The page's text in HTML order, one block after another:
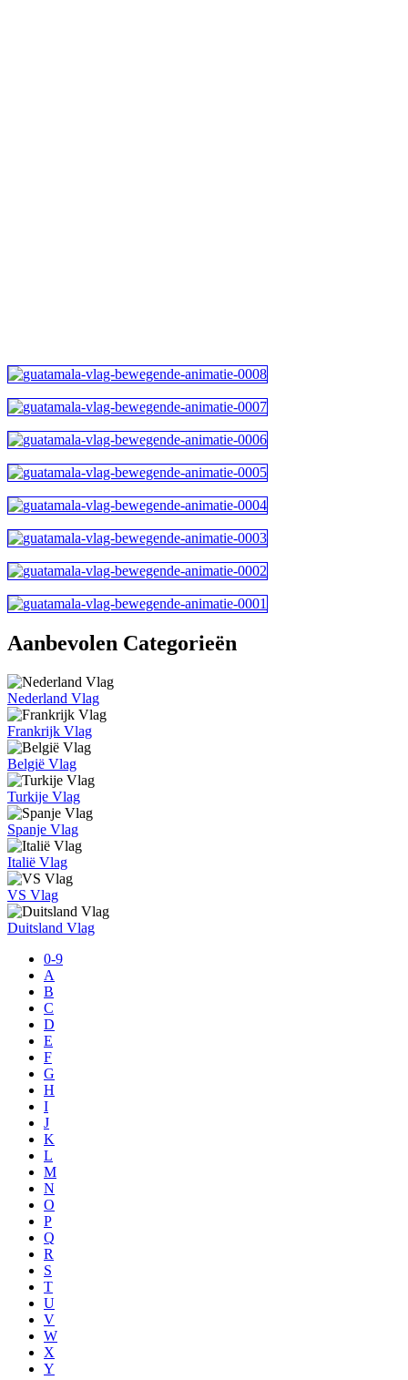
Aanbevolen Categorieën
Nederland Vlag
Frankrijk Vlag
België Vlag
Turkije Vlag
Spanje Vlag
Italië Vlag
VS Vlag
Duitsland Vlag
0-9
A
B
C
D
E
F
G
H
I
J
K
L
M
N
O
P
Q
R
S
T
U
V
W
X
Y